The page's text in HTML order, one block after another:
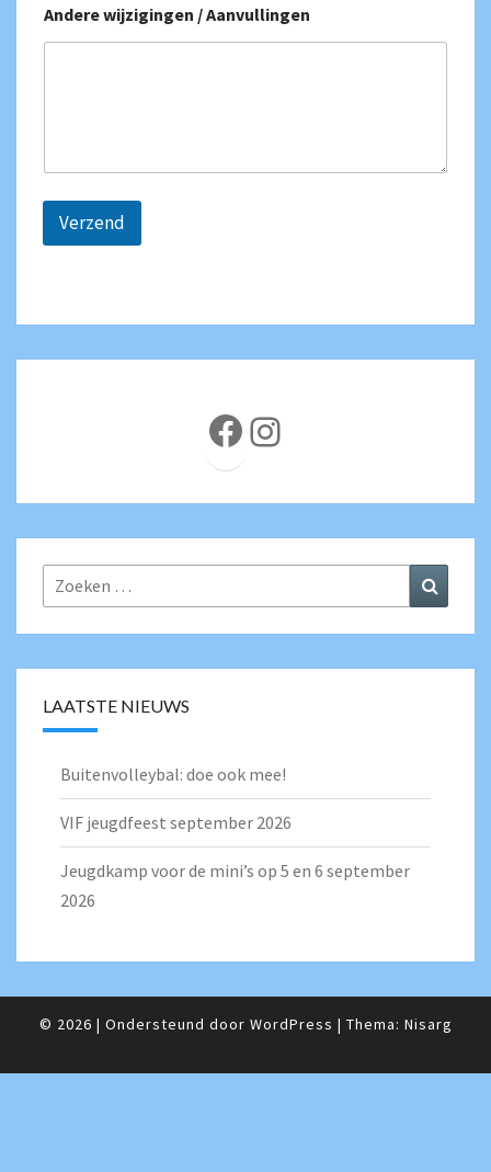
Andere wijzigingen / Aanvullingen
Verzend
Facebook
Instagram
Zoeken
naar:
LAATSTE NIEUWS
Buitenvolleybal: doe ook mee!
VIF jeugdfeest september 2026
Jeugdkamp voor de mini’s op 5 en 6 september
2026
© 2026 | Ondersteund door WordPress | Thema: Nisarg